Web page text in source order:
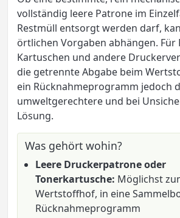
vollständig leere Patrone im
Restmüll entsorgt werden darf,
örtlichen Vorgaben abhängen. Für
Kartuschen und andere
die getrennte Abgabe beim
ein Rücknahmeprogramm jedoch
umweltgerechtere und bei
Lösung.
Was gehört wohin?
Leere Druckerpatrone oder
Tonerkartusche: Möglichst
Wertstoffhof, in eine
Rücknahmeprogramm